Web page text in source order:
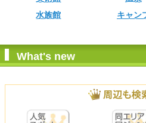
水族館
キャン
What's new